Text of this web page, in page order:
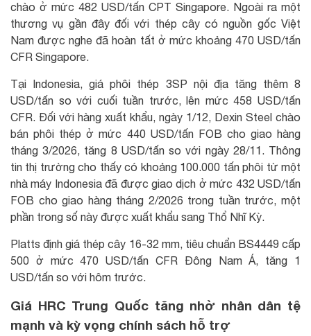
chào ở mức 482 USD/tấn CPT Singapore. Ngoài ra một
thương vụ gần đây đối với thép cây có nguồn gốc Việt
Nam được nghe đã hoàn tất ở mức khoảng 470 USD/tấn
CFR Singapore.
Tại Indonesia, giá phôi thép 3SP nội địa tăng thêm 8
USD/tấn so với cuối tuần trước, lên mức 458 USD/tấn
CFR. Đối với hàng xuất khẩu, ngày 1/12, Dexin Steel chào
bán phôi thép ở mức 440 USD/tấn FOB cho giao hàng
tháng 3/2026, tăng 8 USD/tấn so với ngày 28/11. Thông
tin thị trường cho thấy có khoảng 100.000 tấn phôi từ một
nhà máy Indonesia đã được giao dịch ở mức 432 USD/tấn
FOB cho giao hàng tháng 2/2026 trong tuần trước, một
phần trong số này được xuất khẩu sang Thổ Nhĩ Kỳ.
Platts định giá thép cây 16-32 mm, tiêu chuẩn BS4449 cấp
500 ở mức 470 USD/tấn CFR Đông Nam Á, tăng 1
USD/tấn so với hôm trước.
Giá HRC Trung Quốc tăng nhờ nhân dân tệ
mạnh và kỳ vọng chính sách hỗ trợ